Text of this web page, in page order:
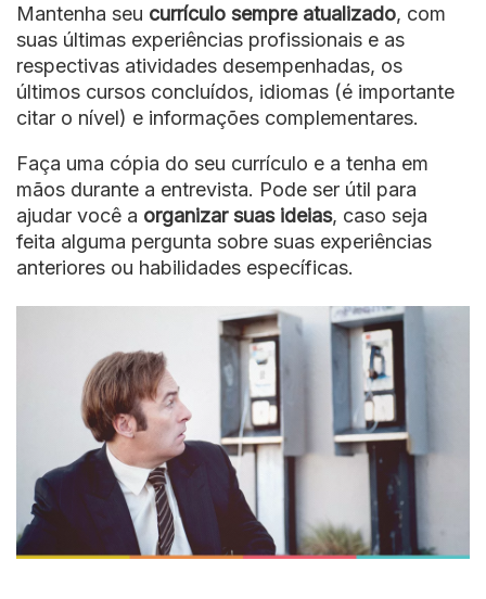
Mantenha seu currículo sempre atualizado, com
suas últimas experiências profissionais e as
respectivas atividades desempenhadas, os
últimos cursos concluídos, idiomas (é importante
citar o nível) e informações complementares.
Faça uma cópia do seu currículo e a tenha em
mãos durante a entrevista. Pode ser útil para
ajudar você a organizar suas ideias, caso seja
feita alguma pergunta sobre suas experiências
anteriores ou habilidades específicas.